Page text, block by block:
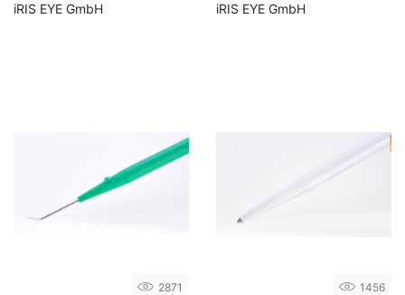
iRIS EYE GmbH
iRIS EYE GmbH
2871 1456